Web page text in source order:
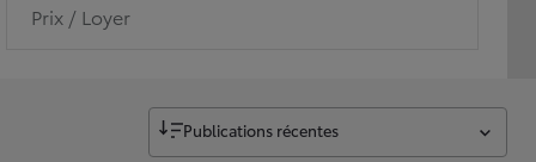
Prix / Loyer
Publications récentes